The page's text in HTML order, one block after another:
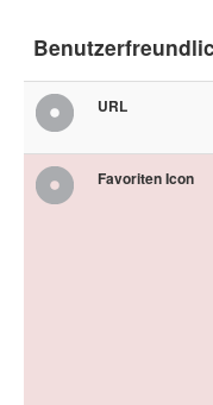
URL
Favoriten Icon